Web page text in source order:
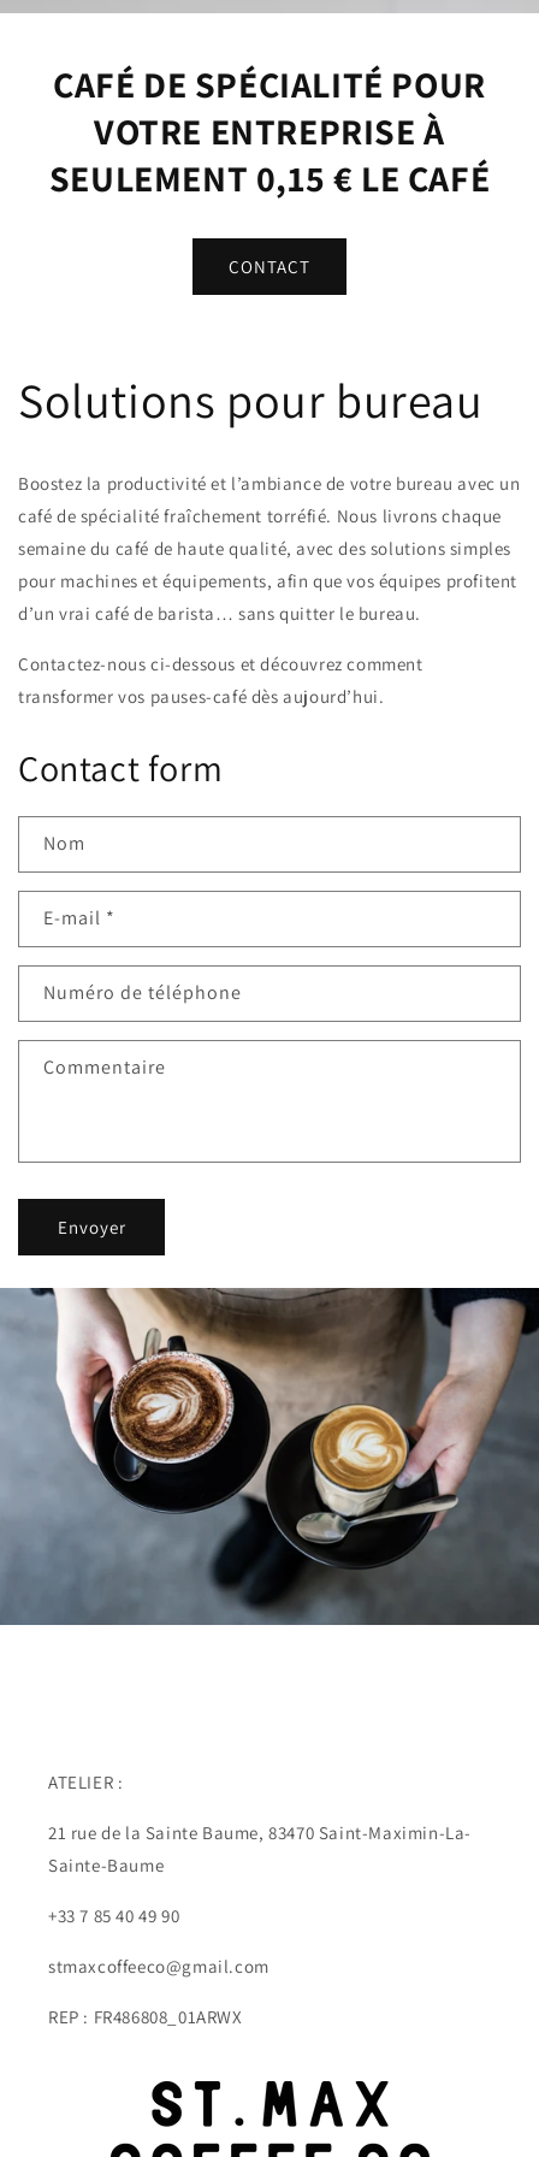
CAFÉ DE SPÉCIALITÉ POUR
VOTRE ENTREPRISE À
SEULEMENT 0,15 € LE CAFÉ
CONTACT
Solutions pour bureau
Boostez la productivité et l’ambiance de votre bureau avec un
café de spécialité fraîchement torréfié. Nous livrons chaque
semaine du café de haute qualité, avec des solutions simples
pour machines et équipements, afin que vos équipes profitent
d’un vrai café de barista… sans quitter le bureau.
Contactez-nous ci-dessous et découvrez comment
transformer vos pauses-café dès aujourd’hui.
Contact form
Nom
E-mail *
Numéro de téléphone
Commentaire
Envoyer
ATELIER :
21 rue de la Sainte Baume, 83470 Saint-Maximin-La-
Sainte-Baume
+33 7 85 40 49 90
stmaxcoffeeco@gmail.com
REP : FR486808_01ARWX